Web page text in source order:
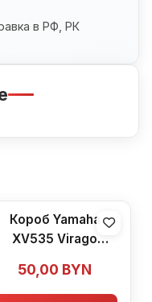
в РФ, РК
Короб Yamaha
XV535 Virago
50,00 BYN